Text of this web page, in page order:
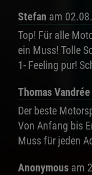
Stefan am
Top! Für alle
ein Muss! Tolle
1- Feeling pur!
Thomas Vandrée
Der beste
Von Anfang bis
Muss für jeden
Anonymous am